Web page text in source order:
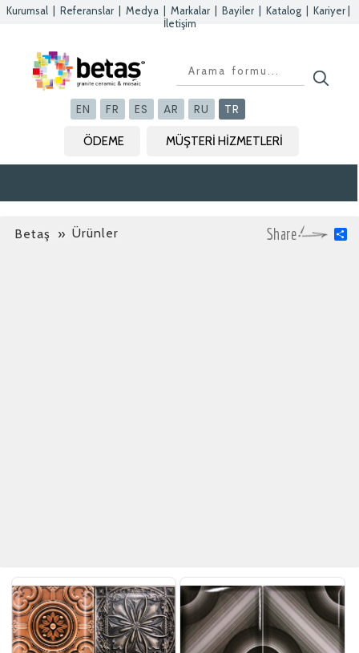
Kurumsal Referanslar Medya Markalar Bayiler Katalog Kariyer
İletişim
EN FR ES AR RU TR
ÖDEME MÜŞTERİ HİZMETLERİ
Betaş » Ürünler